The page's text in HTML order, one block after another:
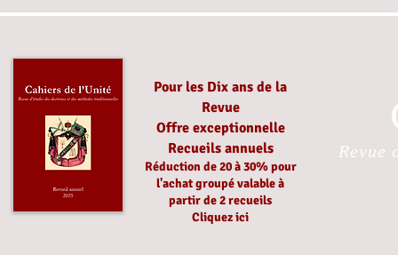
Pour les Dix ans de la
Revue
Offre exceptionnelle
Recueils annuels
Réduction de 20 à 30%pour
l'achat groupévalable à
partirde 2 recueils
Cliquez ici
Revue